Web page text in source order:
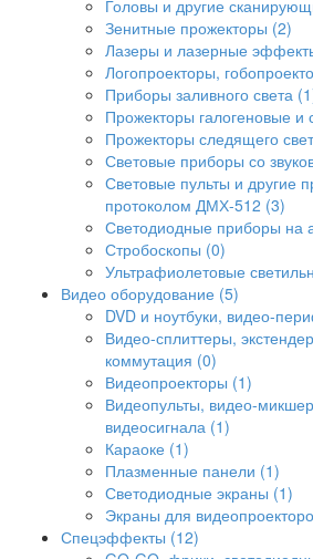
Головы и другие
Зенитные прожекторы (2)
Лазеры и лазерные
Логопроекторы,
Приборы заливного света
Прожекторы галогеновые и
Прожекторы следящего
Световые приборы со
Световые пульты и другие
протоколом ДМХ-512 (3)
Светодиодные приборы на
Стробоскопы (0)
Ультрафиолетовые
Видео оборудование (5)
DVD и ноутбуки, видео-
Видео-сплиттеры,
коммутация (0)
Видеопроекторы (1)
Видеопульты, видео-
видеосигнала (1)
Караоке (1)
Плазменные панели (1)
Светодиодные экраны (1)
Экраны для
Спецэффекты (12)